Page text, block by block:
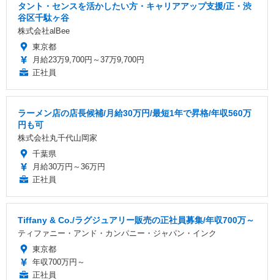
タント・センスを活かしたい方・キャリアアップ支援/正・渋
⾕区千駄ヶ⾕
株式会社alBee
東京都
月給23万9,700円～37万9,700円
正社員
ラーメン店の店長候補/月給30万円/最短1年で昇格/年収560万
円も可
株式会社丸千代山岡家
千葉県
月給30万円～36万円
正社員
Tiffany & Co./ラグジュアリー販売の正社員募集/年収700万～
ティファニー・アンド・カンパニー・ジャパン・インク
東京都
年収700万円～
正社員